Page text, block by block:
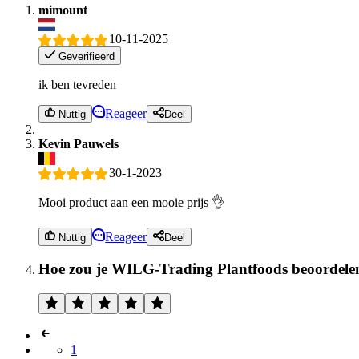
mimount
10-11-2025
Geverifieerd
ik ben tevreden
Nuttig Reageer Deel
Kevin Pauwels
30-1-2023
Mooi product aan een mooie prijs 👌
Nuttig Reageer Deel
Hoe zou je WILG-Trading Plantfoods
1